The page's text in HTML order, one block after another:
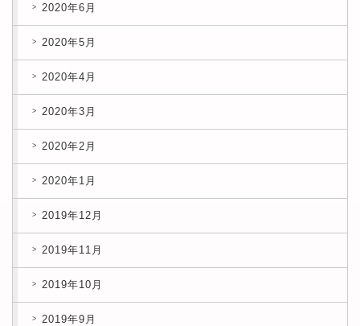
2020年6月
2020年5月
2020年4月
2020年3月
2020年2月
2020年1月
2019年12月
2019年11月
2019年10月
2019年9月